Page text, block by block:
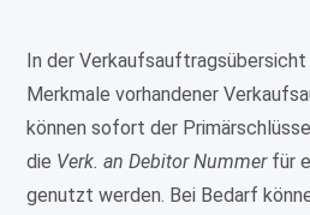
In der
Merkmale vorhandener
können sofort der
die Verk. an Debitor Nummerfür
genutzt werden. Bei Bedarf